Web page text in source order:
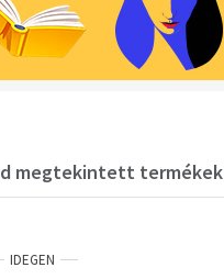
megtekintett termékek
IDEGEN